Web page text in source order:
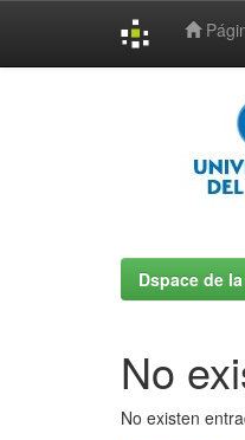
Dspace de
No
No existen